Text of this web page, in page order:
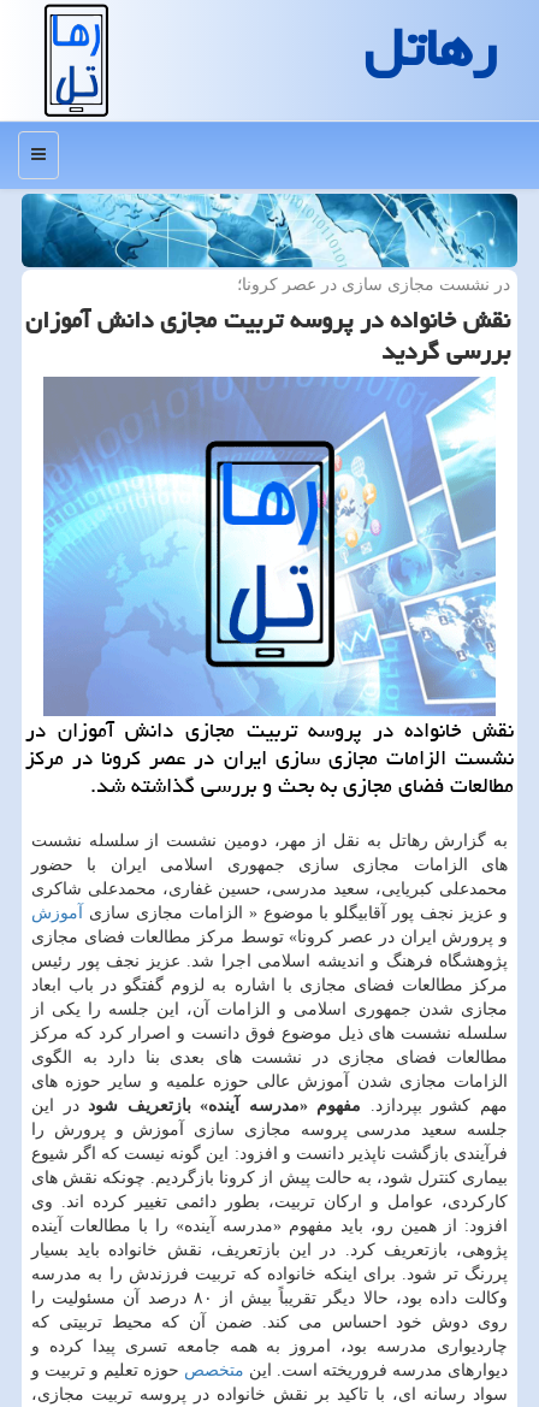
رهاتل
منو
در نشست مجازی سازی در عصر كرونا؛
نقش خانواده در پروسه تربیت مجازی دانش آموزان
بررسی گردید
نقش خانواده در پروسه تربیت مجازی دانش آموزان در
نشست الزامات مجازی سازی ایران در عصر كرونا در مركز
مطالعات فضای مجازی به بحث و بررسی گذاشته شد.
به گزارش رهاتل به نقل از مهر، دومین نشست از سلسله نشست
های الزامات مجازی سازی جمهوری اسلامی ایران با حضور
محمدعلی کبریایی، سعید مدرسی، حسین غفاری، محمدعلی شاکری
و عزیز نجف پور آقابیگلو با موضوع « الزامات مجازی سازی آموزش
و پرورش ایران در عصر کرونا» توسط مرکز مطالعات فضای مجازی
پژوهشگاه فرهنگ و اندیشه اسلامی اجرا شد. عزیز نجف پور رئیس
مرکز مطالعات فضای مجازی با اشاره به لزوم گفتگو در باب ابعاد
مجازی شدن جمهوری اسلامی و الزامات آن، این جلسه را یکی از
سلسله نشست های ذیل موضوع فوق دانست و اصرار کرد که مرکز
مطالعات فضای مجازی در نشست های بعدی بنا دارد به الگوی
الزامات مجازی شدن آموزش عالی حوزه علمیه و سایر حوزه های
مهم کشور بپردازد. مفهوم «مدرسه آینده» بازتعریف شوددر این
جلسه سعید مدرسی پروسه مجازی سازی آموزش و پرورش را
فرآیندی بازگشت ناپذیر دانست و افزود: این گونه نیست که اگر شیوع
بیماری کنترل شود، به حالت پیش از کرونا بازگردیم. چونکه نقش های
کارکردی، عوامل و ارکان تربیت، بطور دائمی تغییر کرده اند. وی
افزود: از همین رو، باید مفهوم «مدرسه آینده» را با مطالعات آینده
پژوهی، بازتعریف کرد. در این بازتعریف، نقش خانواده باید بسیار
پررنگ تر شود. برای اینکه خانواده که تربیت فرزندش را به مدرسه
وکالت داده بود، حالا دیگر تقریباً بیش از ۸۰ درصد آن مسئولیت را
روی دوش خود احساس می کند. ضمن آن که محیط تربیتی که
چاردیواری مدرسه بود، امروز به همه جامعه تسری پیدا کرده و
دیوارهای مدرسه فروریخته است. این متخصص حوزه تعلیم و تربیت و
سواد رسانه ای، با تاکید بر نقش خانواده در پروسه تربیت مجازی،